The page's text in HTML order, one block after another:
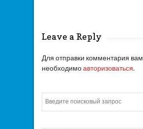
Leave a Reply
Для отправки комментария вам
необходимоавторизоваться.